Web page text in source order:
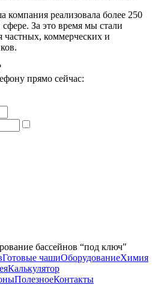
компания реализовала более 250
За это время мы стали
коммерческих и
прямо сейчас:
бассейнов “под ключ"
Готовые чашиОборудованиеХимия
Калькулятор
ПолезноеКонтакты